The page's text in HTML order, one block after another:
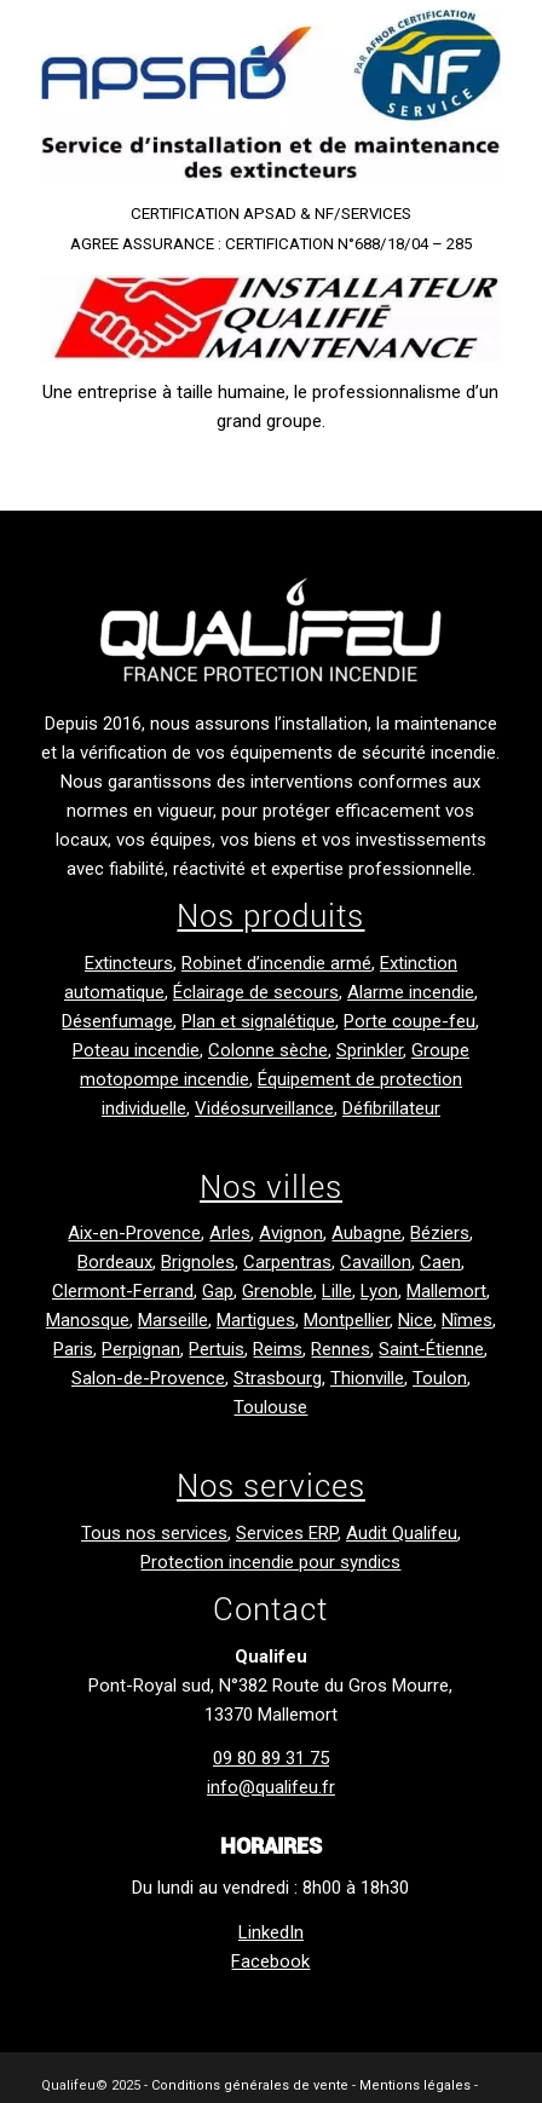
CERTIFICATION APSAD & NF/SERVICES
AGREE ASSURANCE : CERTIFICATION N°688/18/04 – 285
Une entreprise à taille humaine, le professionnalisme d’un
grand groupe.
Depuis 2016, nous assurons l’installation, la maintenance
et la vérification de vos équipements de sécurité incendie.
Nous garantissons des interventions conformes aux
normes en vigueur, pour protéger efficacement vos
locaux, vos équipes, vos biens et vos investissements
avec fiabilité, réactivité et expertise professionnelle.
Nos produits
Extincteurs, Robinet d’incendie armé, Extinction
automatique, Éclairage de secours, Alarme incendie,
Désenfumage,Plan et signalétique,Porte coupe-feu,
Poteau incendie, Colonne sèche, Sprinkler, Groupe
motopompe incendie, Équipement de protection
individuelle, Vidéosurveillance, Défibrillateur
Nos villes
Aix-en-Provence,Arles,Avignon,Aubagne,Béziers,
Bordeaux, Brignoles, Carpentras, Cavaillon, Caen,
Clermont-Ferrand, Gap, Grenoble, Lille, Lyon, Mallemort,
Manosque, Marseille, Martigues, Montpellier, Nice, Nîmes,
Paris,Perpignan,Pertuis,Reims,Rennes,Saint-Étienne,
Salon-de-Provence, Strasbourg, Thionville, Toulon,
Toulouse
Nos services
Tous nos services, Services ERP, Audit Qualifeu,
Protection incendie pour syndics
Contact
Qualifeu
Pont-Royal sud, N°382 Route du Gros Mourre,
13370 Mallemort
09 80 89 31 75
info@qualifeu.fr
HORAIRES
Du lundi au vendredi : 8h00 à 18h30
LinkedIn
Facebook
Qualifeu© 2025 - Conditions générales de vente - Mentions légales-